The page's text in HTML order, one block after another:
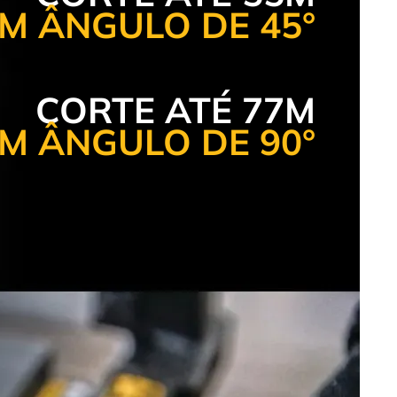
ÂNGULO DE 45°
CORTE ATÉ 77M
ÂNGULO DE 90°